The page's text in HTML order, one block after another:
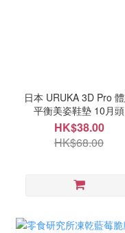
日本 URUKA 3D Pro 體態
平衡美姿鞋墊 10月頭
HK$38.00
HK$68.00